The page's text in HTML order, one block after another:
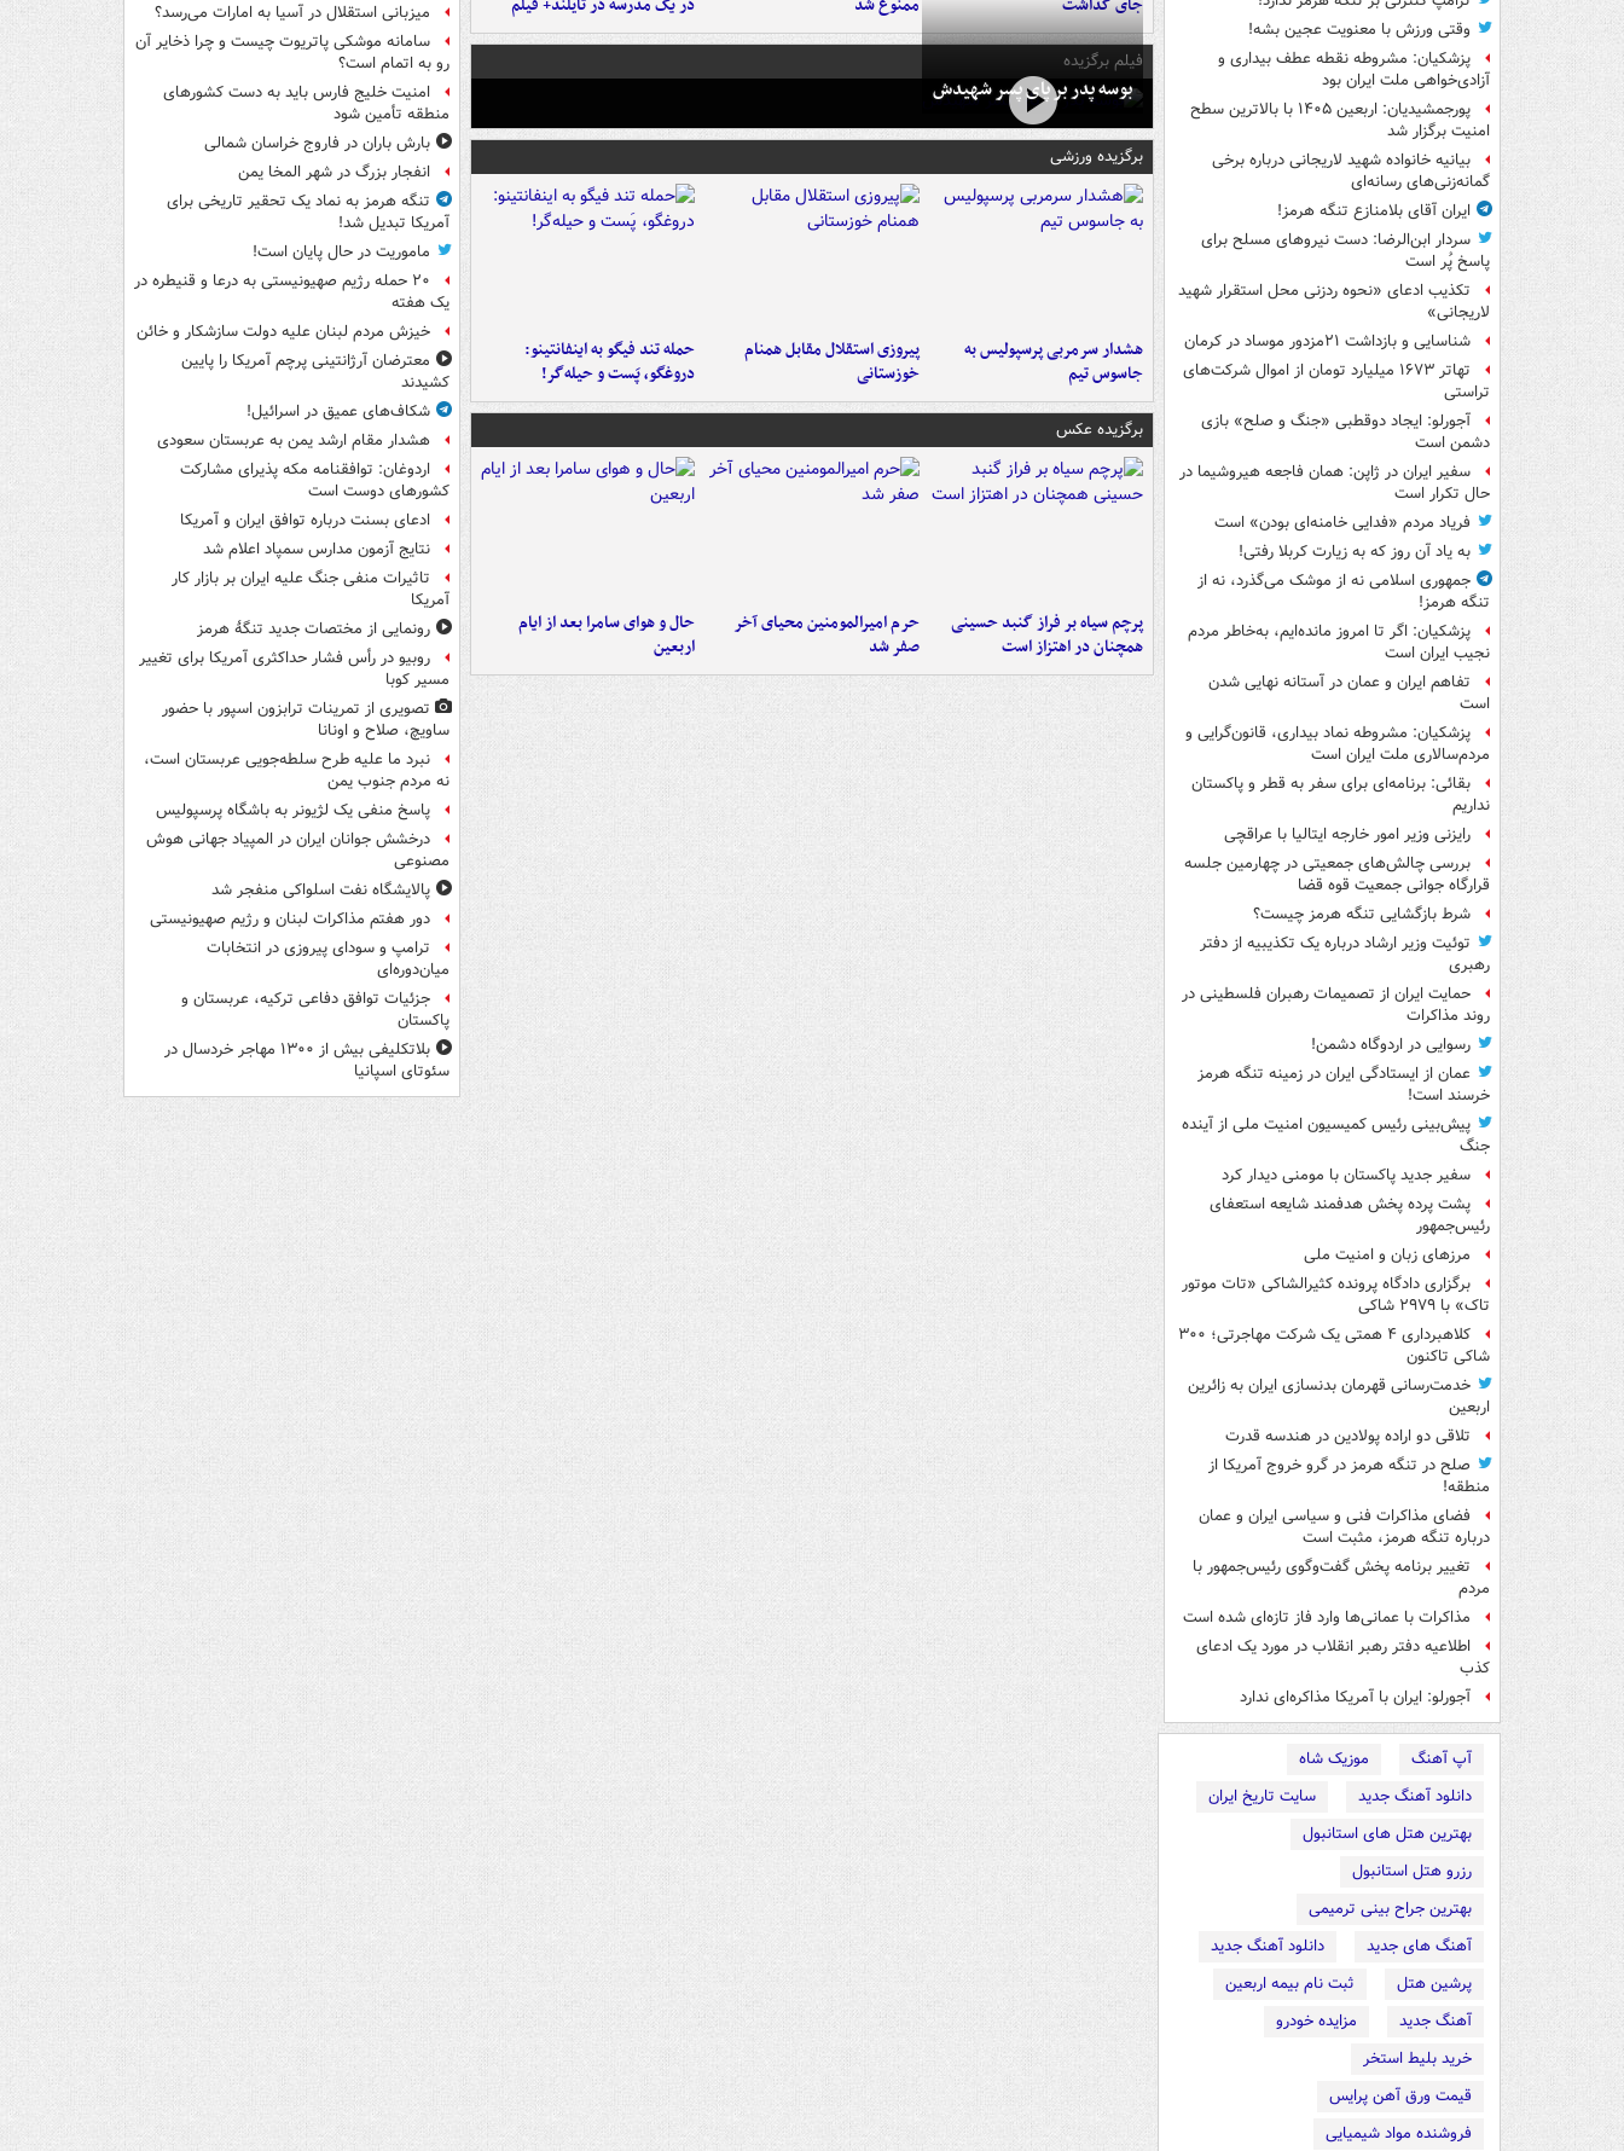
وقتی ورزش با معنویت عجین بشه!
پزشکیان: مشروطه نقطه عطف بیداری و
آزادی‌خواهی ملت ایران بود
پورجمشیدیان: اربعین ۱۴۰۵ با بالاترین سطح
امنیت برگزار شد
بیانیه خانواده شهید لاریجانی درباره برخی
گمانه‌زنی‌های رسانه‌ای
ایران آقای بلامنازع تنگه هرمز!
سردار ابن‌الرضا: دست نیروهای مسلح برای
پاسخ پُر است
تکذیب ادعای «نحوه ردزنی محل استقرار شهید
لاریجانی»
شناسایی و بازداشت ۲۱مزدور موساد در کرمان
تهاتر ۱۶۷۳ میلیارد تومان از اموال شرکت‌های
تراستی
آجورلو: ایجاد دوقطبی «جنگ و صلح‌» بازی
دشمن است
سفیر ایران در ژاپن: همان فاجعه هیروشیما در
حال تکرار است
فریاد مردم «فدایی خامنه‌ای بودن» است
به یاد آن روز که به زیارت کربلا رفتی!
جمهوری اسلامی نه از موشک می‌گذرد، نه از
تنگه هرمز!
پزشکیان: اگر تا امروز مانده‌ایم، به‌خاطر مردم
نجیب ایران است
تفاهم ایران و عمان در آستانه نهایی شدن
است
پزشکیان: مشروطه نماد بیداری، قانون‌گرایی و
مردم‌سالاری ملت ایران است
بقائی: برنامه‌ای برای سفر به قطر و پاکستان
نداریم
رایزنی وزیر امور خارجه ایتالیا با عراقچی
بررسی چالش‌های جمعیتی در چهارمین جلسه
قرارگاه جوانی جمعیت قوه قضا
شرط بازگشایی تنگه هرمز چیست؟
توئیت وزیر ارشاد درباره یک تکذیبیه از دفتر
رهبری
حمایت ایران از تصمیمات رهبران فلسطینی در
روند مذاکرات
رسوایی در اردوگاه دشمن!
عمان از ایستادگی ایران در زمینه تنگه هرمز
خرسند است!
پیش‌بینی رئیس کمیسیون امنیت ملی از آینده
جنگ
سفیر جدید پاکستان با مومنی دیدار کرد
پشت پرده پخش هدفمند شایعه استعفای
رئیس‌جمهور
مرزهای زبان و امنیت ملی
برگزاری دادگاه پرونده کثیرالشاکی «تات موتور
تاک» با ۲۹۷۹ شاکی
کلاهبرداری ۴ همتی یک شرکت مهاجرتی؛ ۳۰۰
شاکی تاکنون
خدمت‌رسانی قهرمان بدنسازی ایران به زائرین
اربعین
تلاقی دو اراده پولادین در هندسه قدرت
صلح در تنگه هرمز در گرو خروج آمریکا از
منطقه!
فضای مذاکرات فنی و سیاسی ایران و عمان
درباره تنگه هرمز، مثبت است
تغییر برنامه پخش گفت‌وگوی رئیس‌جمهور با
مردم
مذاکرات با عمانی‌ها وارد فاز تازه‌ای شده است
اطلاعیه دفتر رهبر انقلاب در مورد یک ادعای
کذب
آجورلو: ایران با آمریکا مذاکره‌ای ندارد
آپ آهنگ
موزیک شاه
دانلود آهنگ جدید
سایت تاریخ ایران
بهترین هتل های استانبول
رزرو هتل استانبول
بهترین جراح بینی ترمیمی
آهنگ های جدید
دانلود آهنگ جدید
پرشین هتل
ثبت نام بیمه اربعین
آهنگ جدید
مزایده خودرو
خرید بلیط استخر
قیمت ورق آهن پرایس
فروشنده مواد شیمیایی
فیلم برگزیده
بوسه‌ پدر بر پای پسر شهیدش
برگزیده ورزشی
هشدار سرمربی پرسپولیس به
جاسوس تیم
پیروزی استقلال مقابل همنام
خوزستانی
حمله تند فیگو به اینفانتینو:
دروغگو، پَست‌ و حیله‌گر!
برگزیده عکس
پرچم سیاه بر فراز گنبد حسینی
همچنان در اهتزاز است
حرم امیرالمومنین محیای آخر
صفر شد
حال و هوای سامرا بعد از ایام
اربعین
میزبانی استقلال در آسیا به امارات می‌رسد؟
سامانه موشکی پاتریوت چیست و چرا ذخایر آن
رو به اتمام است؟
امنیت خلیج فارس باید به دست کشورهای
منطقه تأمین شود
بارش باران در فاروج خراسان شمالی
انفجار بزرگ در شهر المخا یمن
تنگه هرمز به نماد یک تحقیر تاریخی برای
آمریکا تبدیل شد!
ماموریت در حال پایان است!
۲۰ حمله رژیم صهیونیستی به درعا و قنیطره در
یک هفته
خیزش مردم لبنان علیه دولت سازشکار و خائن
معترضان آرژانتینی پرچم آمریکا را پایین
کشیدند
شکاف‌های عمیق در اسرائیل!
هشدار مقام ارشد یمن به عربستان سعودی
اردوغان: توافقنامه مکه پذیرای مشارکت
کشورهای دوست است
ادعای بسنت درباره توافق ایران و آمریکا
نتایج آزمون مدارس سمپاد اعلام شد
تاثیرات منفی جنگ علیه ایران بر بازار کار
آمریکا
رونمایی از مختصات جدید تنگۀ هرمز
روبیو در رأس فشار حداکثری آمریکا برای تغییر
مسیر کوبا
تصویری از تمرینات ترابزون اسپور با حضور
ساویچ، صلاح و اونانا
نبرد ما علیه طرح سلطه‌جویی عربستان است،
نه مردم جنوب یمن
پاسخ منفی یک لژیونر به باشگاه پرسپولیس
درخشش جوانان ایران در المپیاد جهانی هوش
مصنوعی
پالایشگاه نفت اسلواکی منفجر شد
دور هفتم مذاکرات لبنان و رژیم صهیونیستی
ترامپ و سودای پیروزی در انتخابات
میان‌دوره‌ای
جزئیات توافق دفاعی ترکیه، عربستان و
پاکستان
بلاتکلیفی بیش از ۱۳۰۰ مهاجر خردسال در
سئوتای اسپانیا